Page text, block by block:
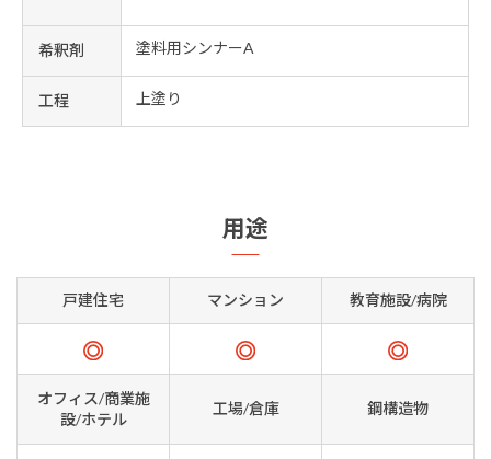
希釈剤 塗料用シンナーA
工程 上塗り
用途
戸建住宅 マンション 教育施設/病院
オフィス/商業施
設/ホテル
工場/倉庫 鋼構造物